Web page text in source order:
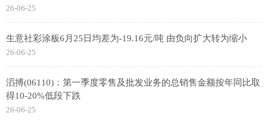
26-06-25
生意社彩涂板6月25日均差为-19.16元/吨 由负向扩大转为缩小
26-06-25
滔搏(06110)：第一季度零售及批发业务的总销售金额按年同比取
得10-20%低段下跌
26-06-25